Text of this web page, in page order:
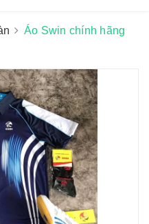
Áo Swin chính hãng